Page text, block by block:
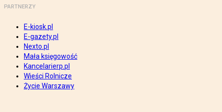
PARTNERZY
E-kiosk.pl
E-gazety.pl
Nexto.pl
Mała księgowość
Kancelarierp.pl
Wieści Rolnicze
Życie Warszawy